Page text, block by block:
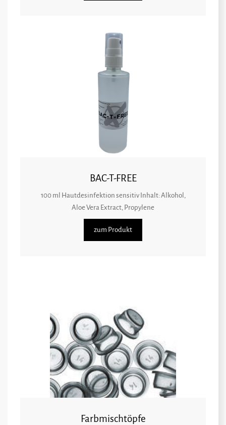
BAC-T-FREE
100 ml Hautdesinfektion sensitiv Inhalt: Alkohol,
Aloe Vera Extract, Propylene
zum Produkt
Farbmischtöpfe